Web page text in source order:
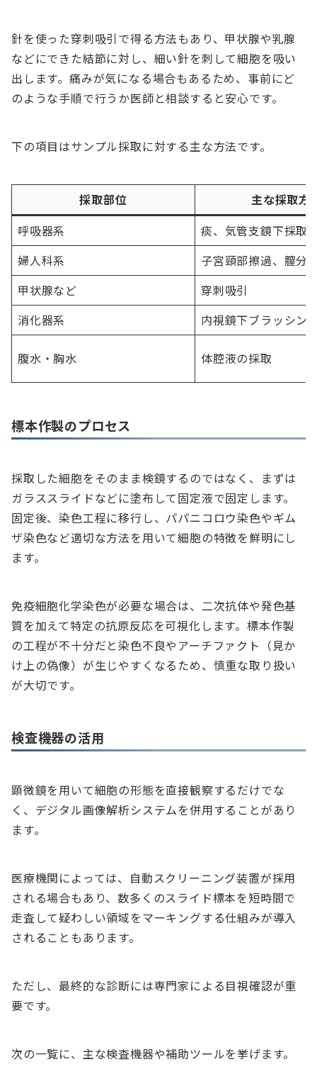
針を使った穿刺吸引で得る方法もあり、甲状腺や乳腺
などにできた結節に対し、細い針を刺して細胞を吸い
出します。痛みが気になる場合もあるため、事前にど
のような手順で行うか医師と相談すると安心です。
下の項目はサンプル採取に対する主な方法です。
採取部位
主な採取方
呼吸器系
痰、気管支鏡下採取
婦人科系
子宮頸部擦過、膣分
甲状腺など
穿刺吸引
消化器系
内視鏡下ブラッシン
腹水・胸水 体腔液の採取
標本作製のプロセス
採取した細胞をそのまま検鏡するのではなく、まずは
ガラススライドなどに塗布して固定液で固定します。
固定後、染色工程に移行し、パパニコロウ染色やギム
ザ染色など適切な方法を用いて細胞の特徴を鮮明にし
ます。
免疫細胞化学染色が必要な場合は、二次抗体や発色基
質を加えて特定の抗原反応を可視化します。標本作製
の工程が不十分だと染色不良やアーチファクト（見か
け上の偽像）が生じやすくなるため、慎重な取り扱い
が大切です。
検査機器の活用
顕微鏡を用いて細胞の形態を直接観察するだけでな
く、デジタル画像解析システムを併用することがあり
ます。
医療機関によっては、自動スクリーニング装置が採用
される場合もあり、数多くのスライド標本を短時間で
走査して疑わしい領域をマーキングする仕組みが導入
されることもあります。
ただし、最終的な診断には専門家による目視確認が重
要です。
次の一覧に、主な検査機器や補助ツールを挙げます。